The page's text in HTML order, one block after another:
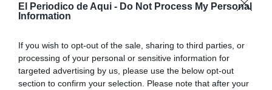
El Periodico de Aqui - Do Not Process My Personal
Information
If you wish to opt-out of the sale, sharing to third parties, or
processing of your personal or sensitive information for
targeted advertising by us, please use the below opt-out
section to confirm your selection. Please note that after your